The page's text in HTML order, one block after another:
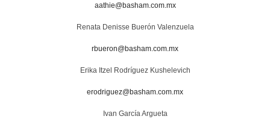
aathie@basham.com.mx
Renata Denisse Buerón Valenzuela
rbueron@basham.com.mx
Erika Itzel Rodríguez Kushelevich
erodriguez@basham.com.mx
Ivan García Argueta